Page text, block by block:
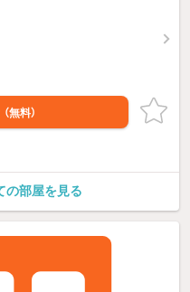
（無料）
の部屋を見る